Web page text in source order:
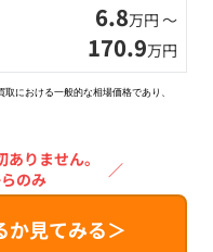
6.8万円 〜
170.9万円
における一般的な相場価格であり、
りません。
のみ
／
か見てみる＞